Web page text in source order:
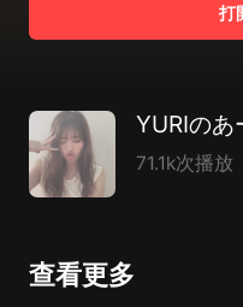
打
71.1k次播放
查看更多